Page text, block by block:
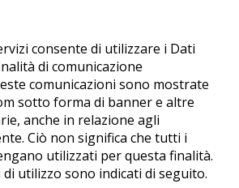
consente di utilizzare i Dati
di comunicazione
comunicazioni sono mostrate
sotto forma di banner e altre
anche in relazione agli
Ciò non significa che tutti i
utilizzati per questa finalità.
utilizzo sono indicati di seguito.